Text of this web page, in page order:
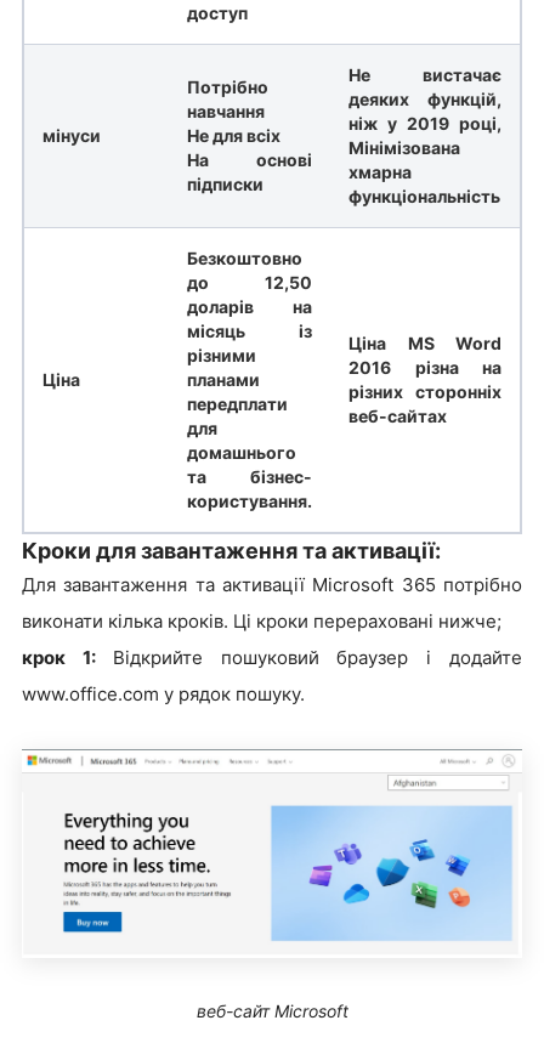
доступ
мінуси
Потрібно
навчання
Не для всіх
На основі
підписки
Не вистачає
деяких функцій,
ніж у 2019 році,
Мінімізована
хмарна
функціональність
Ціна
Безкоштовно
до 12,50
доларів на
місяць із
різними
планами
передплати
для
домашнього
та бізнес-
користування.
Ціна MS Word
2016 різна на
різних сторонніх
веб-сайтах
Кроки для завантаження та активації:
Для завантаження та активації Microsoft 365 потрібно
виконати кілька кроків. Ці кроки перераховані нижче;
крок 1: Відкрийте пошуковий браузер і додайте
www.office.com у рядок пошуку.
веб-сайт Microsoft